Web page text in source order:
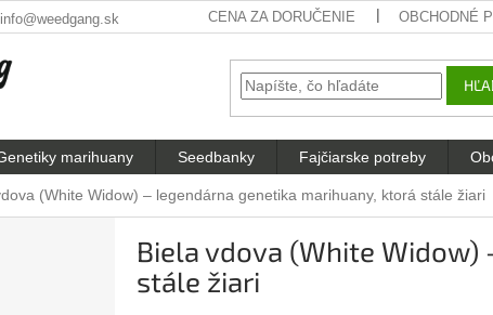
info@weedgang.sk CENA ZA DORUČENIE OBCHODNÉ
marihuany Seedbanky Fajčiarske potreby
(White Widow) – legendárna genetika marihuany, ktorá stále žiari
Biela vdova (White
stále žiari